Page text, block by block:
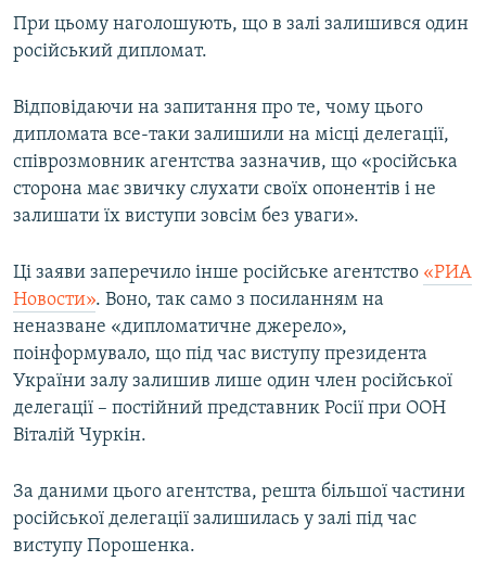
При цьому наголошують, що в залі залишився один
російський дипломат.
Відповідаючи на запитання про те, чому цього
дипломата все-таки залишили на місці делегації,
співрозмовник агентства зазначив, що «російська
сторона має звичку слухати своїх опонентів і не
залишати їх виступи зовсім без уваги».
Ці заяви заперечило інше російське агентство «РИА
Новости». Воно, так само з посиланням на
неназване «дипломатичне джерело»,
поінформувало, що під час виступу президента
України залу залишив лише один член російської
делегації – постійний представник Росії при ООН
Віталій Чуркін.
За даними цього агентства, решта більшої частини
російської делегації залишилась у залі під час
виступу Порошенка.